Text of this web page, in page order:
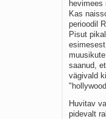
Kas
perioodil
Pisut
saanud,
vägivald
Huvitav
pidevalt